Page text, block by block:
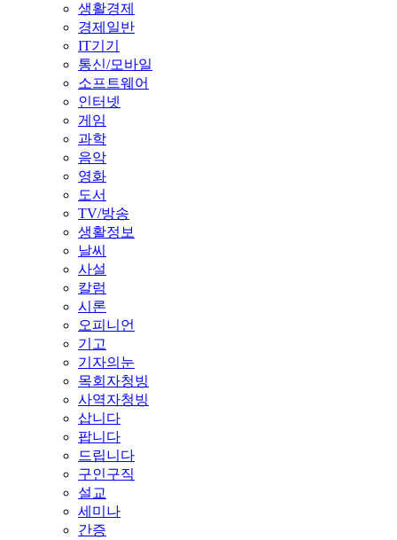
생활경제
경제일반
IT기기
통신/모바일
소프트웨어
인터넷
게임
과학
음악
영화
도서
TV/방송
생활정보
날씨
사설
칼럼
시론
오피니언
기고
기자의눈
목회자청빙
사역자청빙
삽니다
팝니다
드립니다
구인구직
설교
세미나
간증